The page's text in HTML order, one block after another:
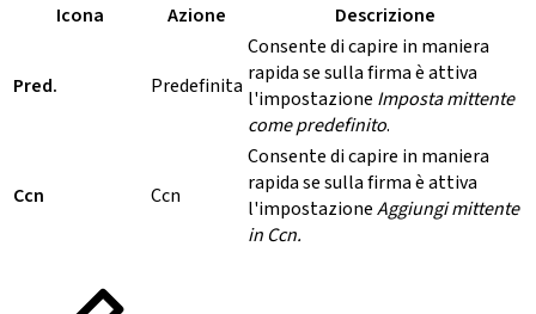
Icona
Azione Descrizione
Pred. Predefinita
Consente di capire in maniera
rapida se sulla firma è attiva
l'impostazione Imposta mittente
come predefinito.
Ccn Ccn
Consente di capire in maniera
rapida se sulla firma è attiva
l'impostazioneAggiungi mittente
in Ccn.